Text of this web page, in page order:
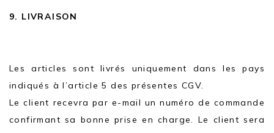
9. LIVRAISON
Les articles sont livrés uniquement dans les pays
indiqués à l’article 5 des présentes CGV.
Le client recevra par e-mail un numéro de commande
confirmant sa bonne prise en charge. Le client sera